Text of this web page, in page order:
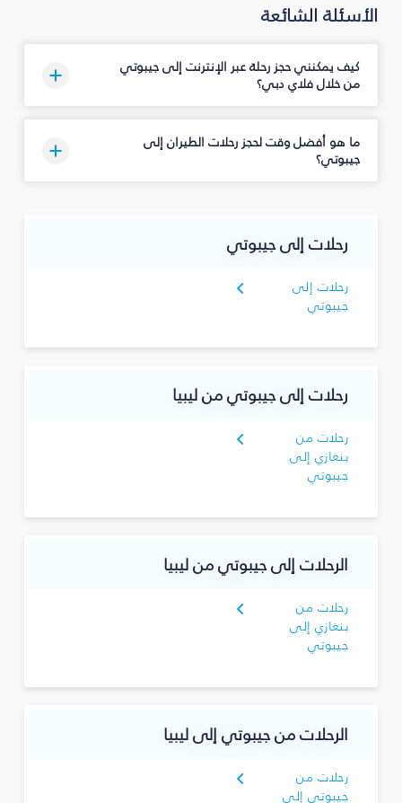
الأسئلة الشائعة
كيف يمكنني حجز رحلة عبر الإنترنت إلى جيبوتي
من خلال فلاي دبي؟
ما هو أفضل وقت لحجز رحلات الطيران إلى
جيبوتي؟
رحلات إلى جيبوتي
رحلات إلى
جيبوتي
رحلات إلى جيبوتي من ليبيا
رحلات من
بنغازي إلى
جيبوتي
الرحلات إلى جيبوتي من ليبيا
رحلات من
بنغازي إلى
جيبوتي
الرحلات من جيبوتي إلى ليبيا
رحلات من
جيبوتي إلى